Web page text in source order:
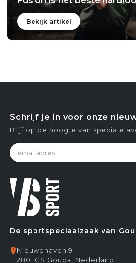
Bekijk artikel
De sportspeciaalzaak van
Nieuwehaven 9
2801 CS Gouda, Nederland
Schrijf je in voor onze
Blijf op de hoogte van speciale